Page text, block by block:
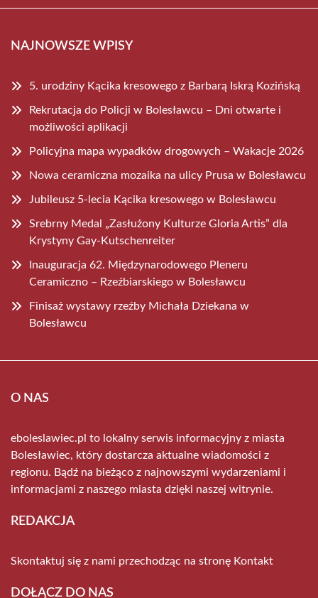
NAJNOWSZE WPISY
5. urodziny Kącika kresowego z Barbarą Iskrą Kozińską
Rekrutacja do Policji w Bolesławcu – Dni otwarte i
możliwości aplikacji
Policyjna mapa wypadków drogowych – Wakacje 2026
Nowa ceramiczna mozaika na ulicy Prusa w Bolesławcu
Jubileusz 5-lecia Kącika kresowego w Bolesławcu
Srebrny Medal „Zasłużony Kulturze Gloria Artis” dla
Krystyny Gay-Kutschenreiter
Inauguracja 62. Międzynarodowego Pleneru
Ceramiczno – Rzeźbiarskiego w Bolesławcu
Finisaż wystawy rzeźby Michała Dziekana w
Bolesławcu
O NAS
eboleslawiec.pl to lokalny serwis informacyjny z miasta
Bolesławiec, który dostarcza aktualne wiadomości z
regionu. Bądź na bieżąco z najnowszymi wydarzeniami i
informacjami z naszego miasta dzięki naszej witrynie.
REDAKCJA
Skontaktuj się z nami przechodząc na stronę Kontakt
DOŁĄCZ DO NAS